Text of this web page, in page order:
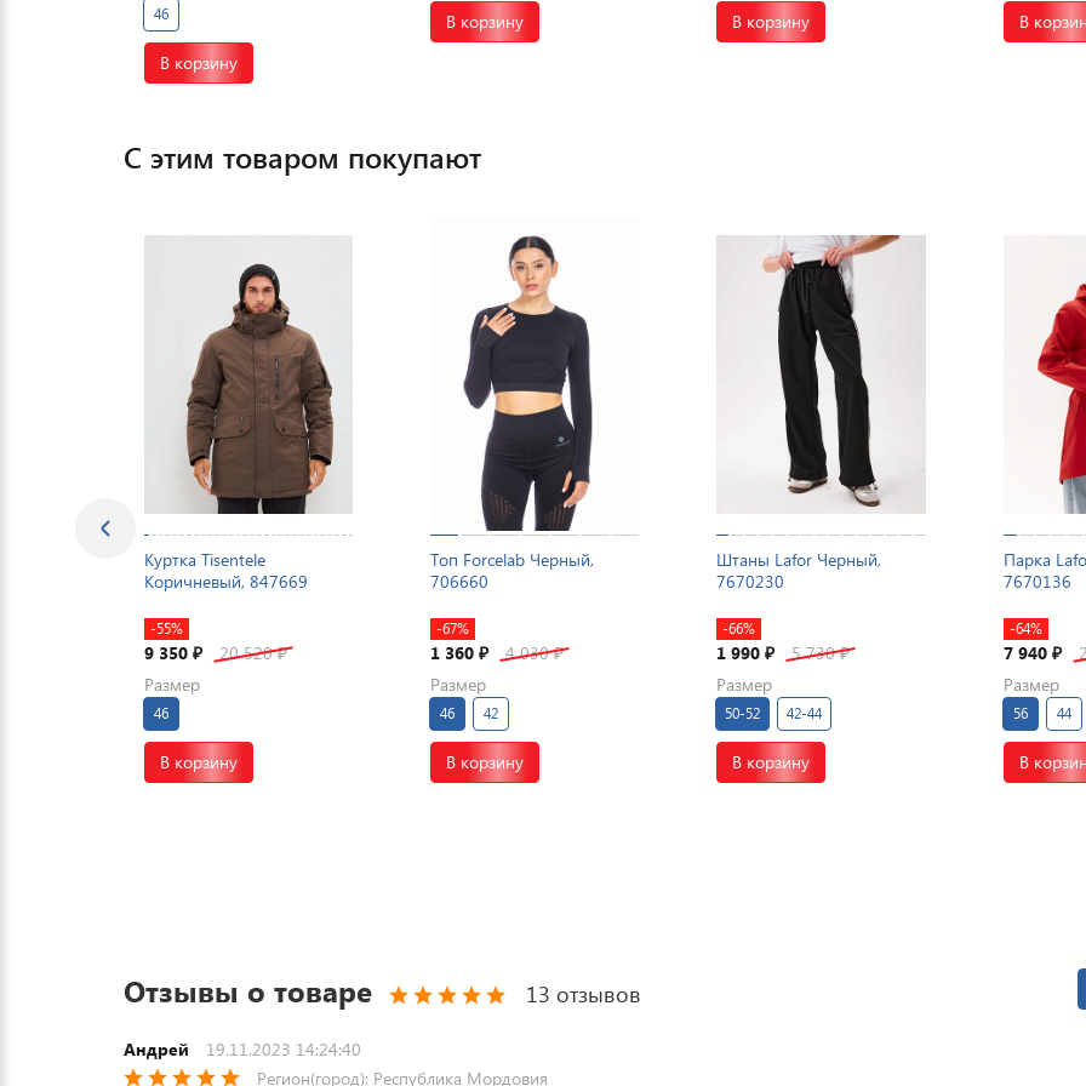
46
В корзину
В корзину В корзину В
С этим товаром покупают
Куртка Tisentele
Коричневый, 847669
-55%
9 350 ₽ 20 520₽
Размер
46
В корзину
Топ Forcelab Черный,
706660
-67%
1 360₽ 4 030₽
Размер
46 42
В корзину
Штаны Lafor Черный,
7670230
-66%
1 990₽ 5 730₽
Размер
50-52 42-44
В корзину
Парка
7670136
-64%
7 940 ₽
Размер
56 44
В
Отзывы о товаре 13 отзывов
Андрей
19.11.2023 14:24:40
Регион(город): Республика Мордовия